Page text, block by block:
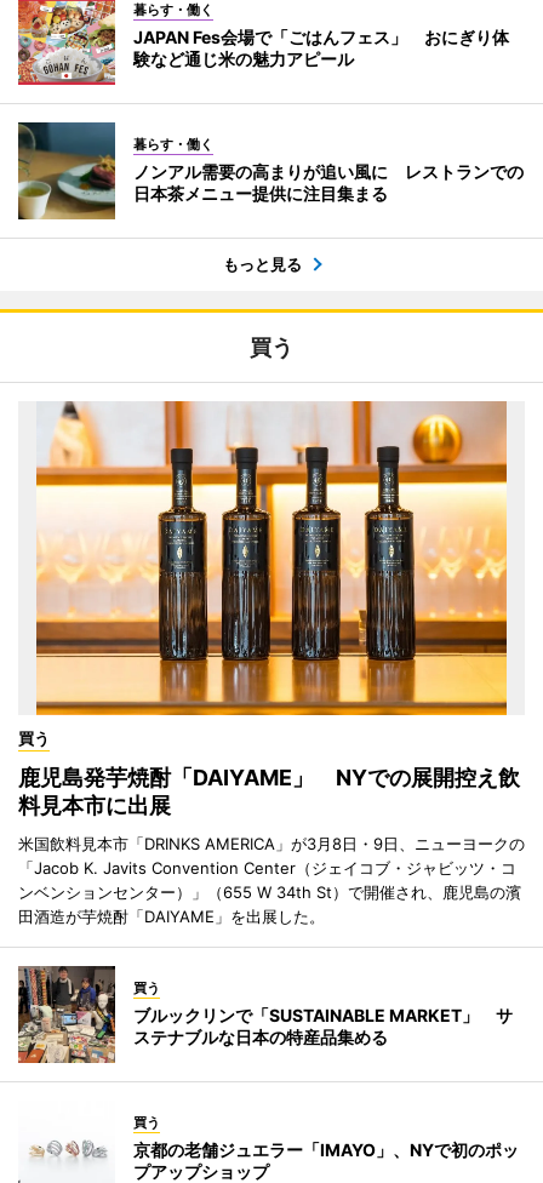
暮らす・働く
JAPAN Fes会場で「ごはんフェス」 おにぎり体
験など通じ米の魅力アピール
暮らす・働く
ノンアル需要の高まりが追い風に レストランでの
日本茶メニュー提供に注目集まる
もっと見る
買う
買う
鹿児島発芋焼酎「DAIYAME」 NYでの展開控え飲
料見本市に出展
米国飲料見本市「DRINKS AMERICA」が3月8日・9日、ニューヨークの
「Jacob K. Javits Convention Center（ジェイコブ・ジャビッツ・コ
ンベンションセンター）」（655 W 34th St）で開催され、鹿児島の濱
田酒造が芋焼酎「DAIYAME」を出展した。
買う
ブルックリンで「SUSTAINABLE MARKET」 サ
ステナブルな日本の特産品集める
買う
京都の老舗ジュエラー「IMAYO」、NYで初のポッ
プアップショップ